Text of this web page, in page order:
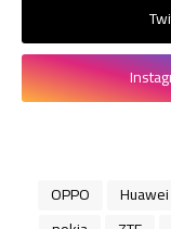
Huawei
OPPO